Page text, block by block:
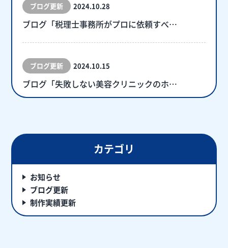
ブログ更新 2024.10.28
ブログ「税理士事務所がプロに依頼すべ…
ブログ更新 2024.10.15
ブログ「失敗しない美容クリニックのホ…
カテゴリ
お知らせ
ブログ更新
制作実績更新